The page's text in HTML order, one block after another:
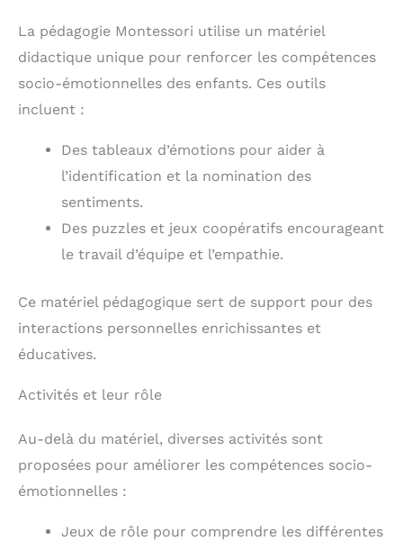
La pédagogie Montessori utilise un matériel
didactique unique pour renforcer les compétences
socio-émotionnelles des enfants. Ces outils
incluent :
Des tableaux d’émotions pour aider à
l’identification et la nomination des
sentiments.
Des puzzles et jeux coopératifs encourageant
le travail d’équipe et l’empathie.
Ce matériel pédagogique sert de support pour des
interactions personnelles enrichissantes et
éducatives.
Activités et leur rôle
Au-delà du matériel, diverses activités sont
proposées pour améliorer les compétences socio-
émotionnelles :
Jeux de rôle pour comprendre les différentes